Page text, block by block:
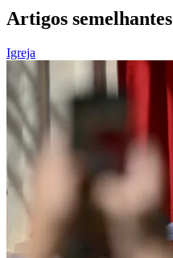
Artigos semelhantes
Igreja